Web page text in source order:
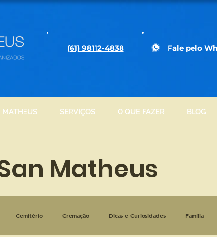
(61) 98112-4838 Fale pelo
MATHEUS SERVIÇOS O QUE FAZER BLOG
Matheus
Cemitério Cremação Dicas e Curiosidades Família